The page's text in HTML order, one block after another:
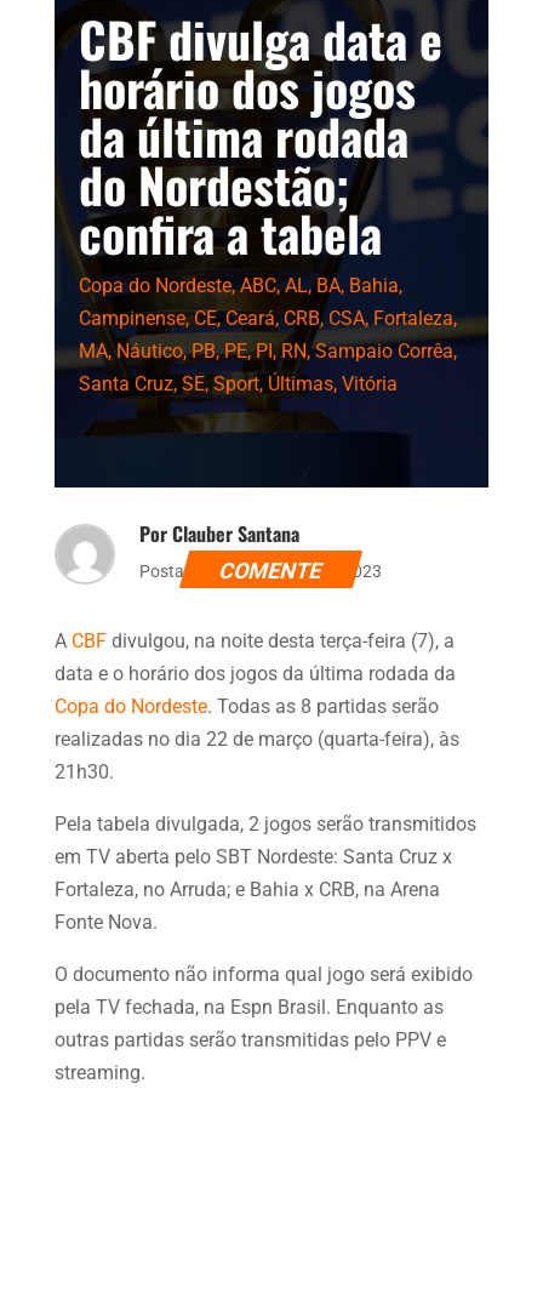
CBF divulga data e
horário dos jogos
da última rodada
do Nordestão;
confira a tabela
Copa do Nordeste,ABC,AL,BA, Bahia,
Campinense, CE,Ceará,CRB, CSA, Fortaleza,
MA, Náutico,PB,PE,PI, RN,Sampaio Corrêa,
Santa Cruz, SE, Sport, Últimas, Vitória
Por Clauber Santana
Postado dia 7 de março de 2023
COMENTE
A CBFdivulgou, na noite desta terça-feira (7), a
data e o horário dos jogos da última rodada da
Copa do Nordeste. Todas as 8 partidas serão
realizadas no dia 22 de março (quarta-feira), às
21h30.
Pela tabela divulgada, 2 jogos serão transmitidos
em TV aberta pelo SBT Nordeste: Santa Cruz x
Fortaleza, no Arruda; e Bahia x CRB, na Arena
Fonte Nova.
O documento não informa qual jogo será exibido
pela TV fechada, na Espn Brasil. Enquanto as
outras partidas serão transmitidas pelo PPV e
streaming.